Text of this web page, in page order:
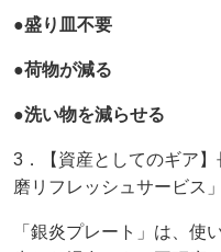
●盛り皿不要
●荷物が減る
●洗い物を減らせる
3．【資産としてのギア
磨リフレッシュサービス」
「銀炎プレート」は、使